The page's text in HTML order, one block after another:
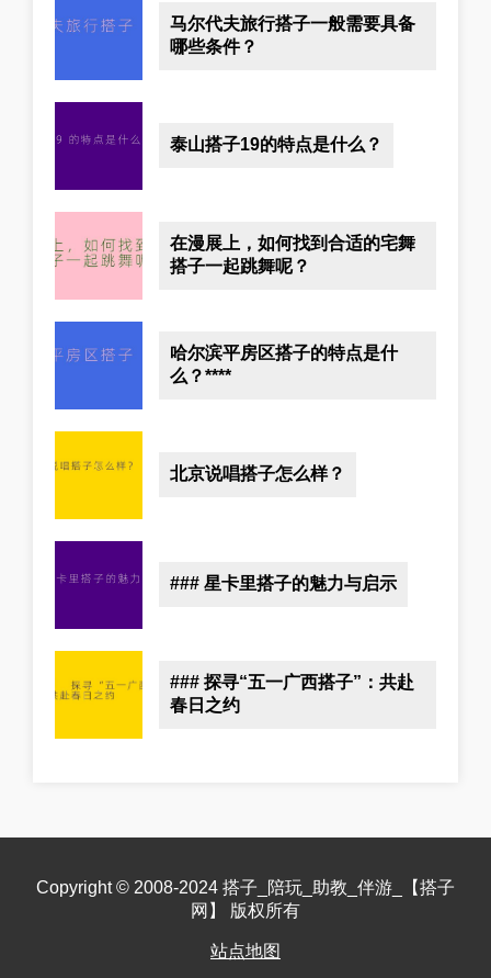
马尔代夫旅行搭子一般需要具备
哪些条件？
泰山搭子19的特点是什么？
在漫展上，如何找到合适的宅舞
搭子一起跳舞呢？
哈尔滨平房区搭子的特点是什
么？****
北京说唱搭子怎么样？
### 星卡里搭子的魅力与启示
### 探寻“五一广西搭子”：共赴
春日之约
Copyright © 2008-2024 搭子_陪玩_助教_伴游_【搭子
网】 版权所有
站点地图